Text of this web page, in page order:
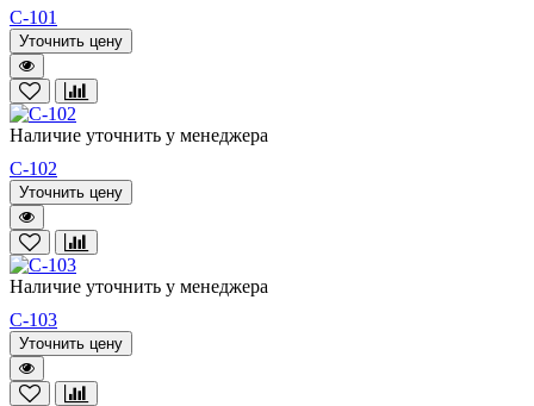
C-101
Уточнить цену
Наличие уточнить у менеджера
C-102
Уточнить цену
Наличие уточнить у менеджера
C-103
Уточнить цену